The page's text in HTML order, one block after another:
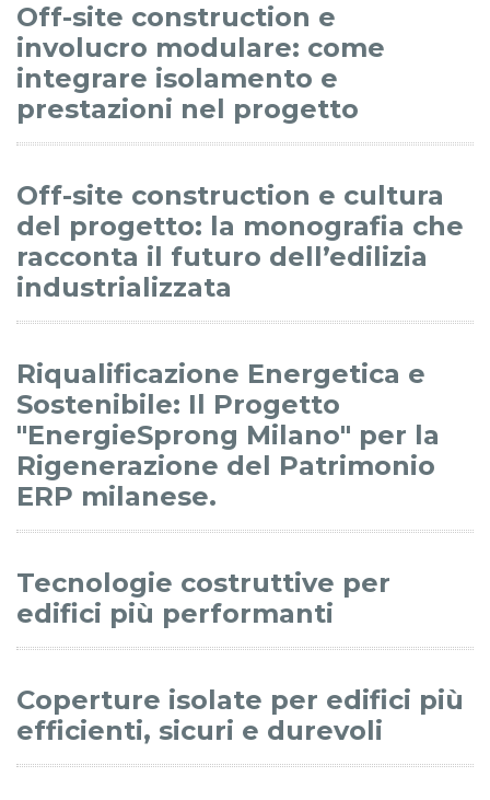
Off-site construction e
involucro modulare: come
integrare isolamento e
prestazioni nel progetto
Off-site construction e cultura
del progetto: la monografia che
racconta il futuro dell’edilizia
industrializzata
Riqualificazione Energetica e
Sostenibile: Il Progetto
"EnergieSprong Milano" per la
Rigenerazione del Patrimonio
ERP milanese.
Tecnologie costruttive per
edifici più performanti
Coperture isolate per edifici più
efficienti, sicuri e durevoli